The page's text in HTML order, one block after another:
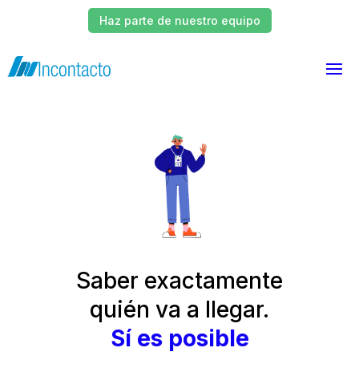
Haz parte de nuestro equipo
Saber exactamente
quién va a llegar.
Sí es posible